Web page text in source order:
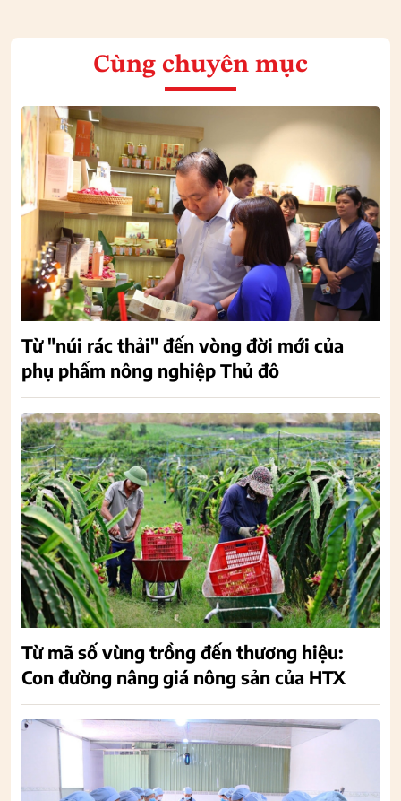
Cùng chuyên mục
Từ "núi rác thải" đến vòng đời mới của
phụ phẩm nông nghiệp Thủ đô
Từ mã số vùng trồng đến thương hiệu:
Con đường nâng giá nông sản của HTX